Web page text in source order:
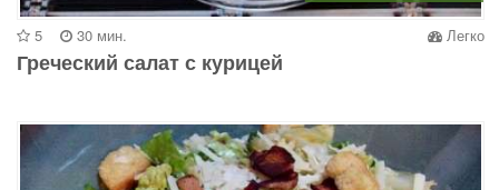
5 30 мин. Легко
Греческий салат с курицей